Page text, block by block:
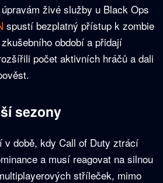
živé služby u Black Ops
spustí bezplatný přístup k zombie
období a přidají
počet aktivních hráčů a dali
sezony
v době, kdy Call of Duty ztrácí
a musí reagovat na silnou
stříleček, mimo